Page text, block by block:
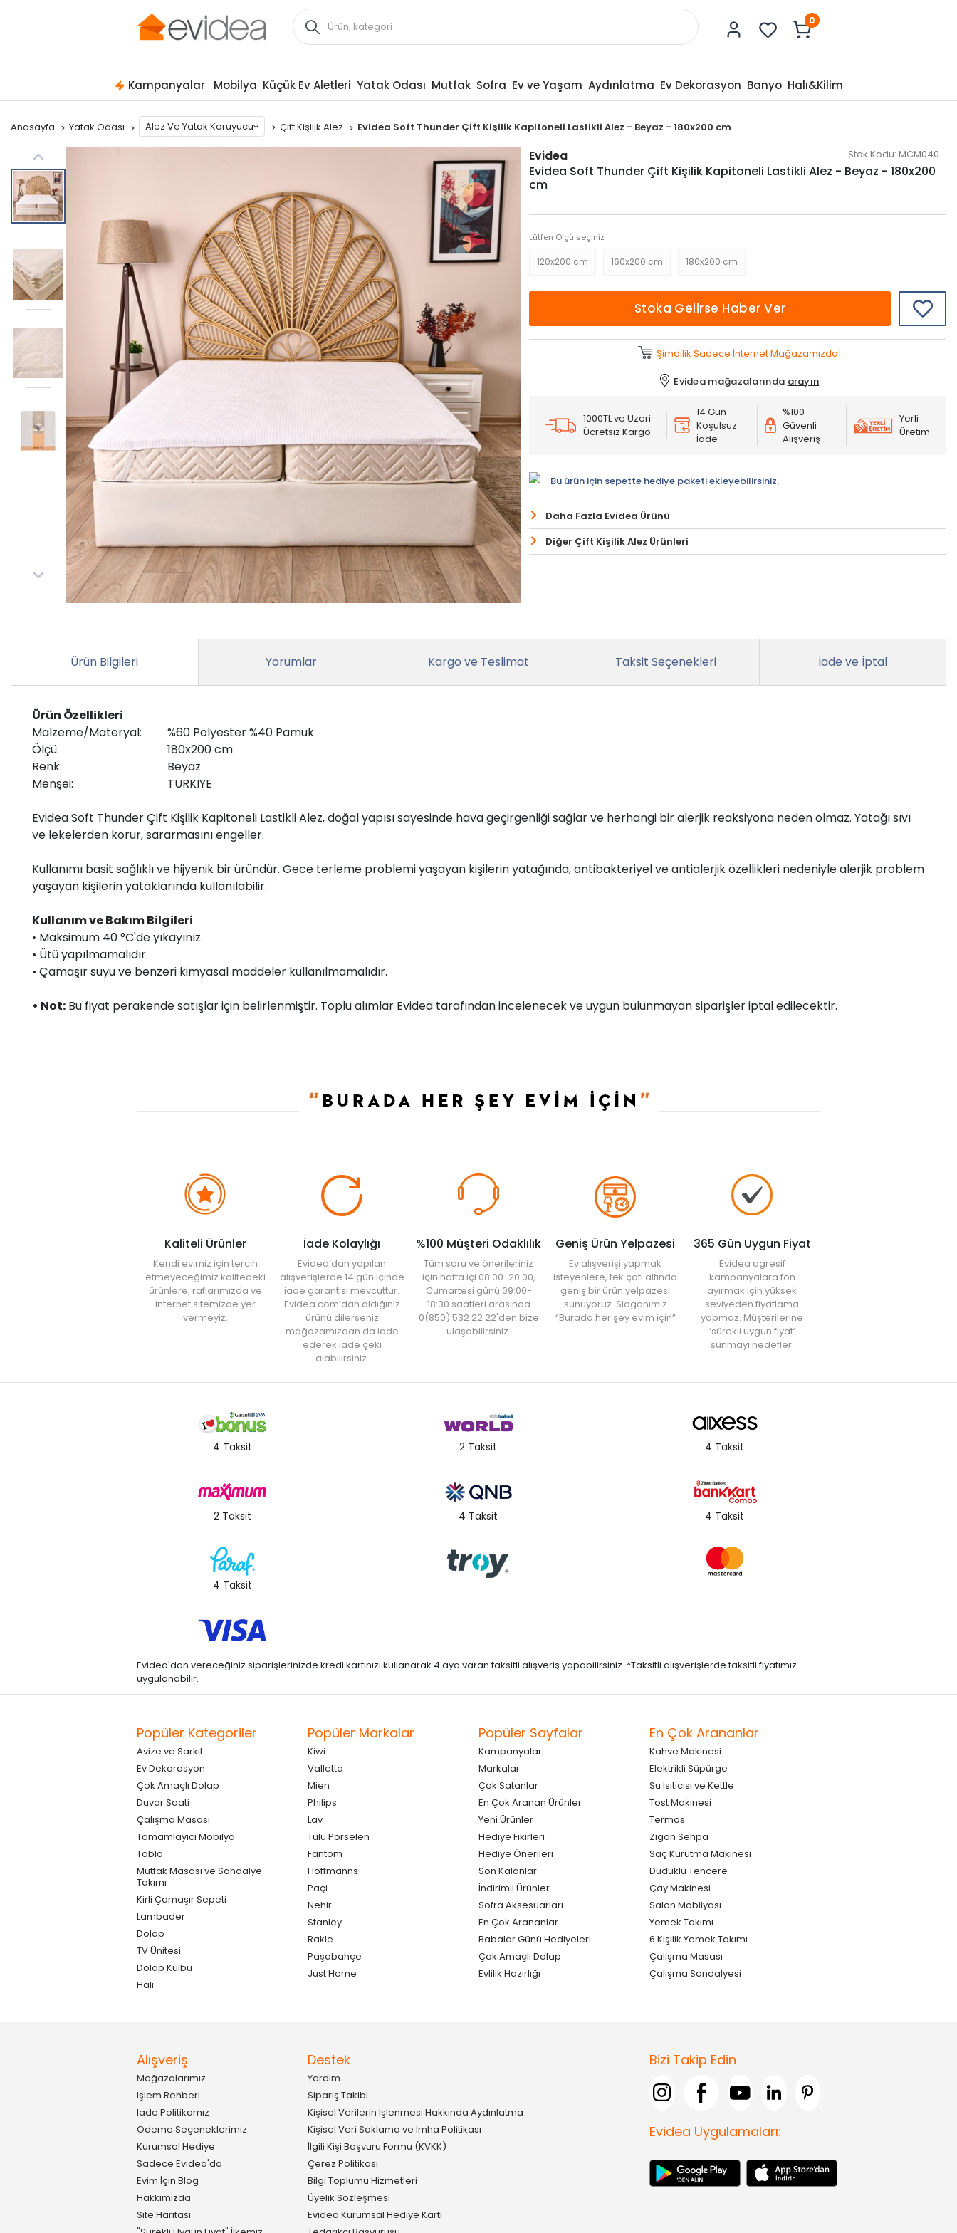
0
Kampanyalar Mobilya Küçük Ev Aletleri Yatak Odası Mutfak Sofra Ev ve Yaşam Aydınlatma Ev Dekorasyon Banyo Halı&Kilim
Anasayfa Yatak Odası Alez Ve Yatak Koruyucu Çift Kişilik Alez Evidea Soft Thunder Çift Kişilik Kapitoneli Lastikli Alez - Beyaz - 180x200 cm
Evidea Stok Kodu: MCM040
Evidea Soft Thunder Çift Kişilik Kapitoneli Lastikli Alez - Beyaz - 180x200
cm
Lütfen Ölçü seçiniz
120x200 cm 160x200 cm 180x200 cm
Stoka Gelirse Haber Ver
Şimdilik Sadece İnternet Mağazamızda!
Evidea mağazalarında arayın
1000TL ve Üzeri
Ücretsiz Kargo
14 Gün
Koşulsuz
İade
%100
Güvenli
Alışveriş
Yerli
Üretim
Bu ürün için sepette hediye paketi ekleyebilirsiniz.
Daha Fazla Evidea Ürünü
Diğer Çift Kişilik Alez Ürünleri
Ürün Bilgileri Yorumlar Kargo ve Teslimat Taksit Seçenekleri İade ve İptal
Ürün Özellikleri
Malzeme/Materyal:
%60 Polyester %40 Pamuk
Ölçü:
180x200 cm
Renk:
Beyaz
Menşei:
TÜRKİYE
Evidea Soft Thunder Çift Kişilik Kapitoneli Lastikli Alez, doğal yapısı sayesinde hava geçirgenliği sağlar ve herhangi bir alerjik reaksiyona neden olmaz. Yatağı sıvı
ve lekelerden korur, sararmasını engeller.
Kullanımı basit sağlıklı ve hijyenik bir üründür. Gece terleme problemi yaşayan kişilerin yatağında, antibakteriyel ve antialerjik özellikleri nedeniyle alerjik problem
yaşayan kişilerin yataklarında kullanılabilir.
Kullanım ve Bakım Bilgileri
• Maksimum 40 °C'de yıkayınız.
• Ütü yapılmamalıdır.
• Çamaşır suyu ve benzeri kimyasal maddeler kullanılmamalıdır.
• Not: Bu fiyat perakende satışlar için belirlenmiştir. Toplu alımlar Evidea tarafından incelenecek ve uygun bulunmayan siparişler iptal edilecektir.
Kaliteli Ürünler
Kendi evimiz için tercih
etmeyeceğimiz kalitedeki
ürünlere, raflarımızda ve
internet sitemizde yer
vermeyiz.
İade Kolaylığı
Evidea’dan yapılan
alışverişlerde 14 gün içinde
iade garantisi mevcuttur.
Evidea.com’dan aldığınız
ürünü dilerseniz
mağazamızdan da iade
ederek iade çeki
alabilirsiniz.
%100 Müşteri Odaklılık
Tüm soru ve önerileriniz
için hafta içi 08:00-20:00,
Cumartesi günü 09:00-
18:30 saatleri arasında
0(850) 532 22 22'den bize
ulaşabilirsiniz.
Geniş Ürün Yelpazesi
Ev alışverişi yapmak
isteyenlere, tek çatı altında
geniş bir ürün yelpazesi
sunuyoruz. Sloganımız
“Burada her şey evim için”
365 Gün Uygun Fiyat
Evidea agresif
kampanyalara fon
ayırmak için yüksek
seviyeden fiyatlama
yapmaz. Müşterilerine
‘sürekli uygun fiyat’
sunmayı hedefler.
4 Taksit 2 Taksit 4 Taksit
2 Taksit 4 Taksit 4 Taksit
4 Taksit
Evidea'dan vereceğiniz siparişlerinizde kredi kartınızı kullanarak 4 aya varan taksitli alışveriş yapabilirsiniz. *Taksitli alışverişlerde taksitli fiyatımız
uygulanabilir.
Popüler Kategoriler
Avize ve Sarkıt
Ev Dekorasyon
Çok Amaçlı Dolap
Duvar Saati
Çalışma Masası
Tamamlayıcı Mobilya
Tablo
Mutfak Masası ve Sandalye
Takımı
Kirli Çamaşır Sepeti
Lambader
Dolap
TV Ünitesi
Dolap Kulbu
Halı
Popüler Markalar
Kiwi
Valletta
Mien
Philips
Lav
Tulu Porselen
Fantom
Hoffmanns
Paçi
Nehir
Stanley
Rakle
Paşabahçe
Just Home
Popüler Sayfalar
Kampanyalar
Markalar
Çok Satanlar
En Çok Aranan Ürünler
Yeni Ürünler
Hediye Fikirleri
Hediye Önerileri
Son Kalanlar
İndirimli Ürünler
Sofra Aksesuarları
En Çok Arananlar
Babalar Günü Hediyeleri
Çok Amaçlı Dolap
Evlilik Hazırlığı
En Çok Arananlar
Kahve Makinesi
Elektrikli Süpürge
Su Isıtıcısı ve Kettle
Tost Makinesi
Termos
Zigon Sehpa
Saç Kurutma Makinesi
Düdüklü Tencere
Çay Makinesi
Salon Mobilyası
Yemek Takımı
6 Kişilik Yemek Takımı
Çalışma Masası
Çalışma Sandalyesi
Alışveriş
Mağazalarımız
İşlem Rehberi
İade Politikamız
Ödeme Seçeneklerimiz
Kurumsal Hediye
Sadece Evidea'da
Evim İçin Blog
Hakkımızda
Site Haritası
Destek
Yardım
Sipariş Takibi
Kişisel Verilerin İşlenmesi Hakkında Aydınlatma
Kişisel Veri Saklama ve İmha Politikası
İlgili Kişi Başvuru Formu (KVKK)
Çerez Politikası
Bilgi Toplumu Hizmetleri
Üyelik Sözleşmesi
Evidea Kurumsal Hediye Kartı
Bizi Takip Edin
Evidea Uygulamaları: